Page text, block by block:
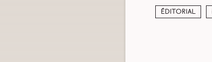
Éditorial